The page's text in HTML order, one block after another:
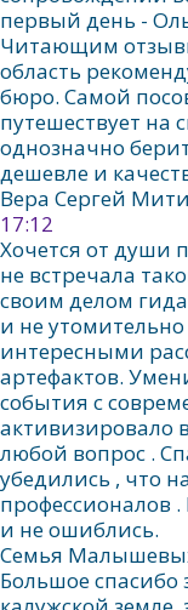
первый день -
Читающим
область
бюро. Самой
путешествует на
однозначно
дешевле и
Вера Сергей
17:12
Хочется от души
не встречала
своим делом
и не
интересными
артефактов.
события с
активизировало
любой вопрос .
убедились , что
профессионалов
и не ошиблись.
Семья
Большое спасибо